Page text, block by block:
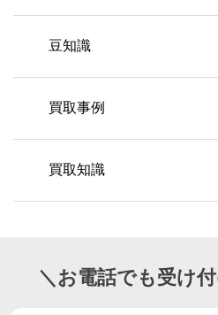
豆知識
買取事例
買取知識
＼お電話でも受け